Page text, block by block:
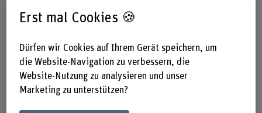
Prof. Dr. Ulrich Fiedler
Dozent
Erst mal Cookies 🍪
Dürfen wir Cookies auf Ihrem Gerät speichern, um
die Website-Navigation zu verbessern, die
Website-Nutzung zu analysieren und unser
Marketing zu unterstützen?